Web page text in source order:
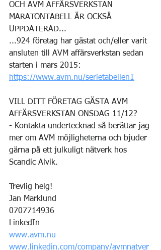
OCH AVM AFFÄRSVERKSTAN
MARATONTABELL ÄR OCKSÅ
UPPDATERAD...
...924 företag har gästat och/eller varit
ansluten till AVM affärsverkstan sedan
starten i mars 2015:
https://www.avm.nu/serietabellen1
VILL DITT FÖRETAG GÄSTA AVM
AFFÄRSVERKSTAN ONSDAG 11/12?
- Kontakta undertecknad så berättar jag
mer om AVM möjligheterna och bjuder
gärna på ett julkuligt nätverk hos
Scandic Alvik.
Trevlig helg!
Jan Marklund
0707714936
LinkedIn
www.avm.nu
www.linkedin.com/company/avmnatver